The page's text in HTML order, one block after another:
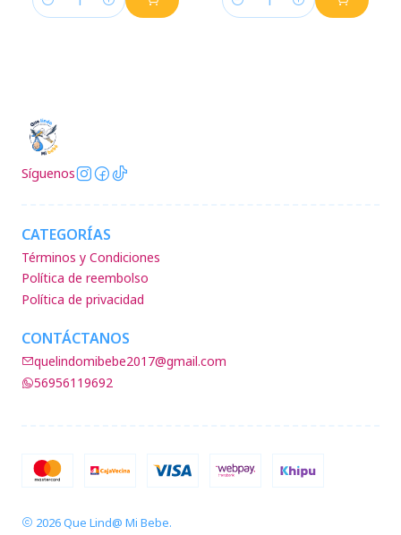
Cantidad Cantidad
Síguenos
CATEGORÍAS
Términos y Condiciones
Política de reembolso
Política de privacidad
CONTÁCTANOS
quelindomibebe2017@gmail.com
56956119692
2026 Que Lind@ Mi Bebe.